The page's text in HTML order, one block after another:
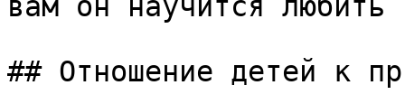
## Отношение детей к